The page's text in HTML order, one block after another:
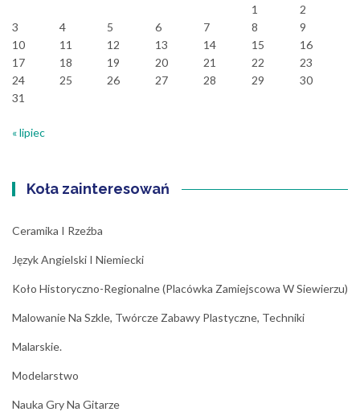
1
2
3
4 5 6 7 8
9
10
11 12 13 14 15
16
17
18 19 20 21 22
23
24
25 26 27 28 29
30
31
« lipiec
Koła zainteresowań
Ceramika I Rzeźba
Język Angielski I Niemiecki
Koło Historyczno-Regionalne (placówka Zamiejscowa W Siewierzu)
Malowanie Na Szkle, Twórcze Zabawy Plastyczne, Techniki
Malarskie.
Modelarstwo
Nauka Gry Na Gitarze